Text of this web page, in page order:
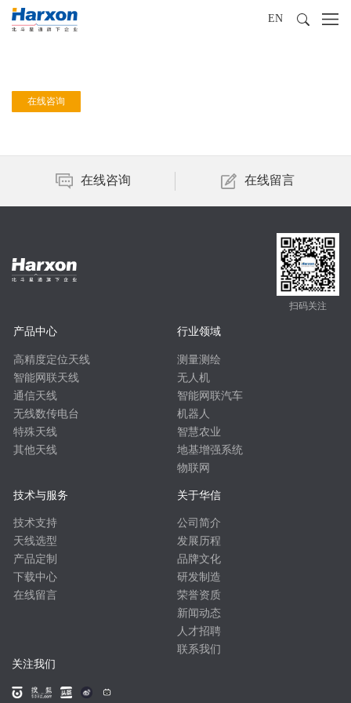
EN
在线咨询
在线咨询 在线留言
扫码关注
产品中心
高精度定位天线
智能网联天线
通信天线
无线数传电台
特殊天线
其他天线
行业领域
测量测绘
无人机
智能网联汽车
机器人
智慧农业
地基增强系统
物联网
技术与服务
技术支持
天线选型
产品定制
下载中心
在线留言
关于华信
公司简介
发展历程
品牌文化
研发制造
荣誉资质
新闻动态
人才招聘
联系我们
关注我们